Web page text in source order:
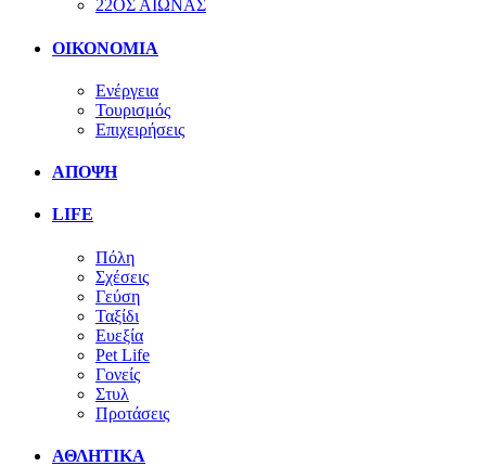
22ΟΣ ΑΙΩΝΑΣ
ΟΙΚΟΝΟΜΙΑ
Ενέργεια
Τουρισμός
Επιχειρήσεις
ΑΠΟΨΗ
LIFE
Πόλη
Σχέσεις
Γεύση
Ταξίδι
Ευεξία
Pet Life
Γονείς
Στυλ
Προτάσεις
ΑΘΛΗΤΙΚΑ